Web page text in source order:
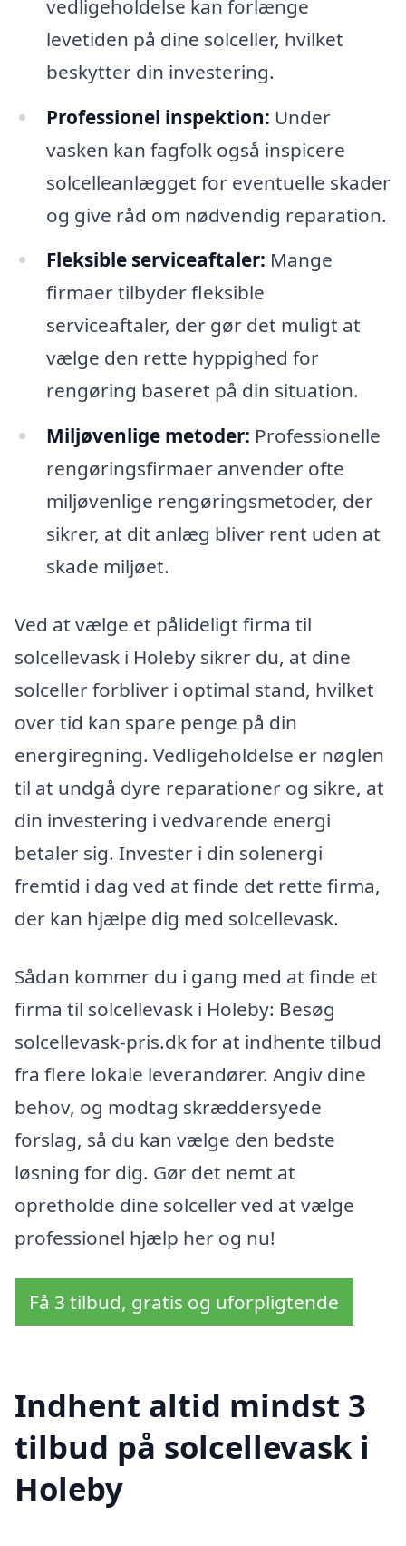
vedligeholdelse kan forlænge
levetiden på dine solceller, hvilket
beskytter din investering.
Professionel inspektion: Under
vasken kan fagfolk også inspicere
solcelleanlægget for eventuelle skader
og give råd om nødvendig reparation.
Fleksible serviceaftaler: Mange
firmaer tilbyder fleksible
serviceaftaler, der gør det muligt at
vælge den rette hyppighed for
rengøring baseret på din situation.
Miljøvenlige metoder: Professionelle
rengøringsfirmaer anvender ofte
miljøvenlige rengøringsmetoder, der
sikrer, at dit anlæg bliver rent uden at
skade miljøet.
Ved at vælge et pålideligt firma til
solcellevask i Holeby sikrer du, at dine
solceller forbliver i optimal stand, hvilket
over tid kan spare penge på din
energiregning. Vedligeholdelse er nøglen
til at undgå dyre reparationer og sikre, at
din investering i vedvarende energi
betaler sig. Invester i din solenergi
fremtid i dag ved at finde det rette firma,
der kan hjælpe dig med solcellevask.
Sådan kommer du i gang med at finde et
firma til solcellevask i Holeby: Besøg
solcellevask-pris.dk for at indhente tilbud
fra flere lokale leverandører. Angiv dine
behov, og modtag skræddersyede
forslag, så du kan vælge den bedste
løsning for dig. Gør det nemt at
opretholde dine solceller ved at vælge
professionel hjælp her og nu!
Få 3 tilbud, gratis og uforpligtende
Indhent altid mindst 3
tilbud på solcellevask i
Holeby